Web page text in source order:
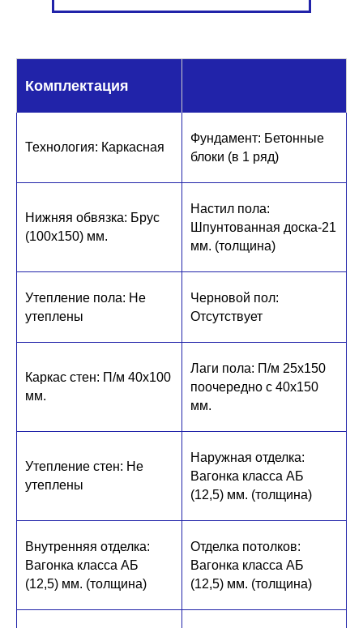
Комплектация
Технология: Каркасн ая
Фундамент: Бетонные
блоки (в 1 ряд)
Нижняя обвязка: Брус
(100х150) мм.
Настил пола:
Шпунтованная доска-21
мм. (толщина)
Утепление пола: Не
утеплены
Черновой пол:
Отсутствует
Каркас стен: П/м 40х100
мм.
Лаги пола: П/м 25х150
поочередно с 40х150
мм.
Утепление стен: Не
утеплены
Наружная отделка:
Вагонка класса АБ
(12,5) мм. (толщина)
Внутренняя отделка:
Вагонка класса АБ
(12,5) мм. (толщина)
Отделка потолков:
Вагонка класса АБ
(12,5) мм. (толщина)